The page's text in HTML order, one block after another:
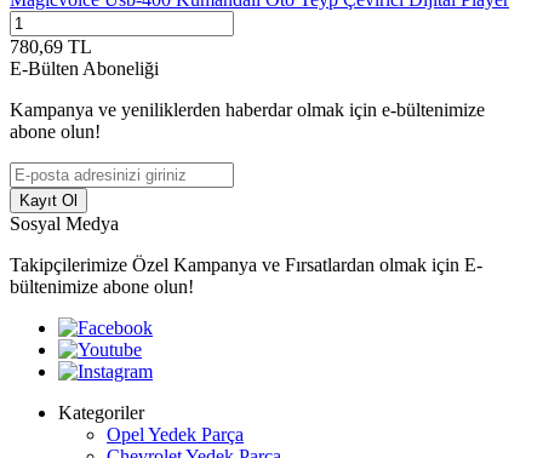
780,69 TL
E-Bülten Aboneliği
Kampanya ve yeniliklerden haberdar olmak için e-bültenimize
abone olun!
Kayıt Ol
Sosyal Medya
Takipçilerimize Özel Kampanya ve Fırsatlardan olmak için E-
bültenimize abone olun!
Kategoriler
Opel Yedek Parça